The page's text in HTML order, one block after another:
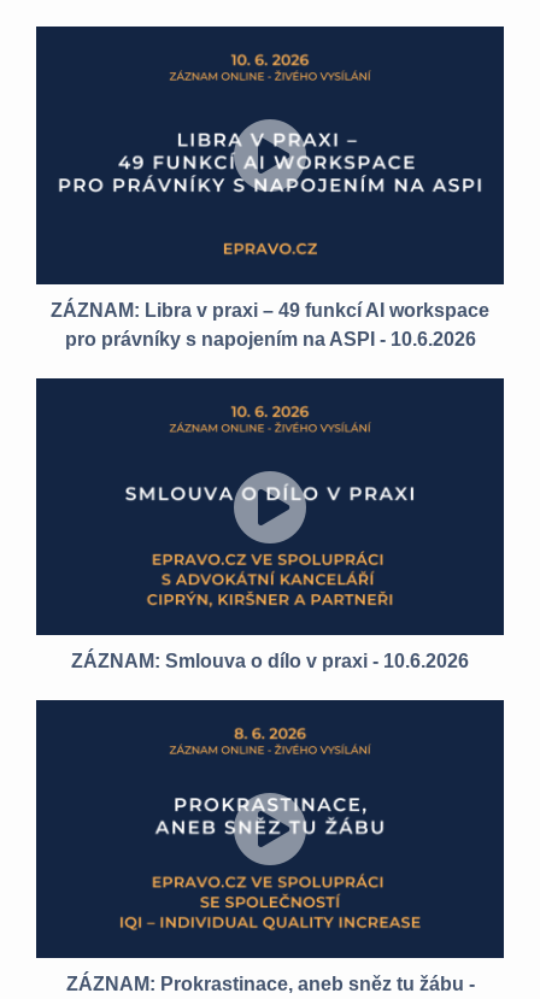
ZÁZNAM: Libra v praxi – 49 funkcí AI workspace
pro právníky s napojením na ASPI - 10.6.2026
ZÁZNAM: Smlouva o dílo v praxi - 10.6.2026
ZÁZNAM: Prokrastinace, aneb sněz tu žábu -